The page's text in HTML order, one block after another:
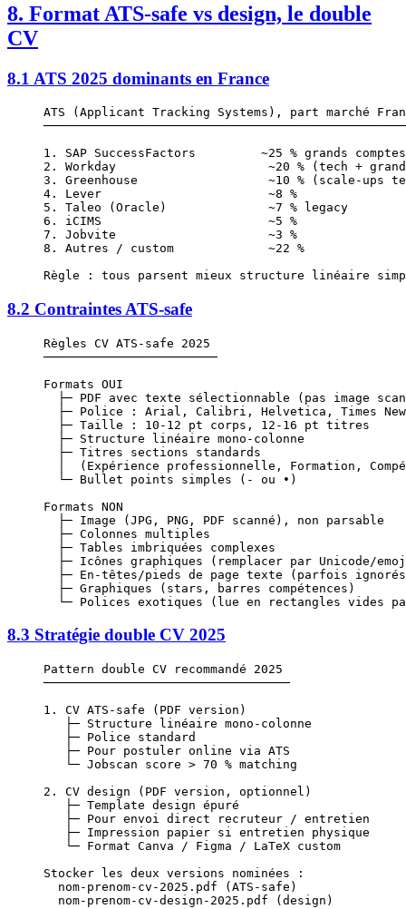
8. Format ATS-safe vs design, le double
CV
8.1 ATS 2025 dominants en France
ATS (Applicant Tracking Systems), part marché
1. SAP SuccessFactors         ~25 % grands comptes
2. Workday                     ~20 % (tech +
3. Greenhouse                  ~10 % (scale-ups
4. Lever                       ~8 %
5. Taleo (Oracle)              ~7 % legacy
6. iCIMS                       ~5 %
7. Jobvite                     ~3 %
8. Autres / custom             ~22 %
Règle : tous parsent mieux structure linéaire
8.2 Contraintes ATS-safe
Règles CV ATS-safe 2025
────────────────────────
Formats OUI
├─ PDF avec texte sélectionnable (pas image
├─ Police : Arial, Calibri, Helvetica, Times
  ├─ Taille : 10-12 pt corps, 12-16 pt titres
  ├─ Structure linéaire mono-colonne
  ├─ Titres sections standards
│  (Expérience professionnelle, Formation,
  └─ Bullet points simples (- ou •)
Formats NON
  ├─ Image (JPG, PNG, PDF scanné), non parsable
  ├─ Colonnes multiples
  ├─ Tables imbriquées complexes
├─ Icônes graphiques (remplacer par Unicode/
├─ En-têtes/pieds de page texte (parfois
  ├─ Graphiques (stars, barres compétences)
└─ Polices exotiques (lue en rectangles vides
8.3 Stratégie double CV 2025
Pattern double CV recommandé 2025
──────────────────────────────────
1. CV ATS-safe (PDF version)
   ├─ Structure linéaire mono-colonne
   ├─ Police standard
   ├─ Pour postuler online via ATS
   └─ Jobscan score > 70 % matching
2. CV design (PDF version, optionnel)
   ├─ Template design épuré
   ├─ Pour envoi direct recruteur / entretien
   ├─ Impression papier si entretien physique
   └─ Format Canva / Figma / LaTeX custom
Stocker les deux versions nominées :
  nom-prenom-cv-2025.pdf (ATS-safe)
  nom-prenom-cv-design-2025.pdf (design)